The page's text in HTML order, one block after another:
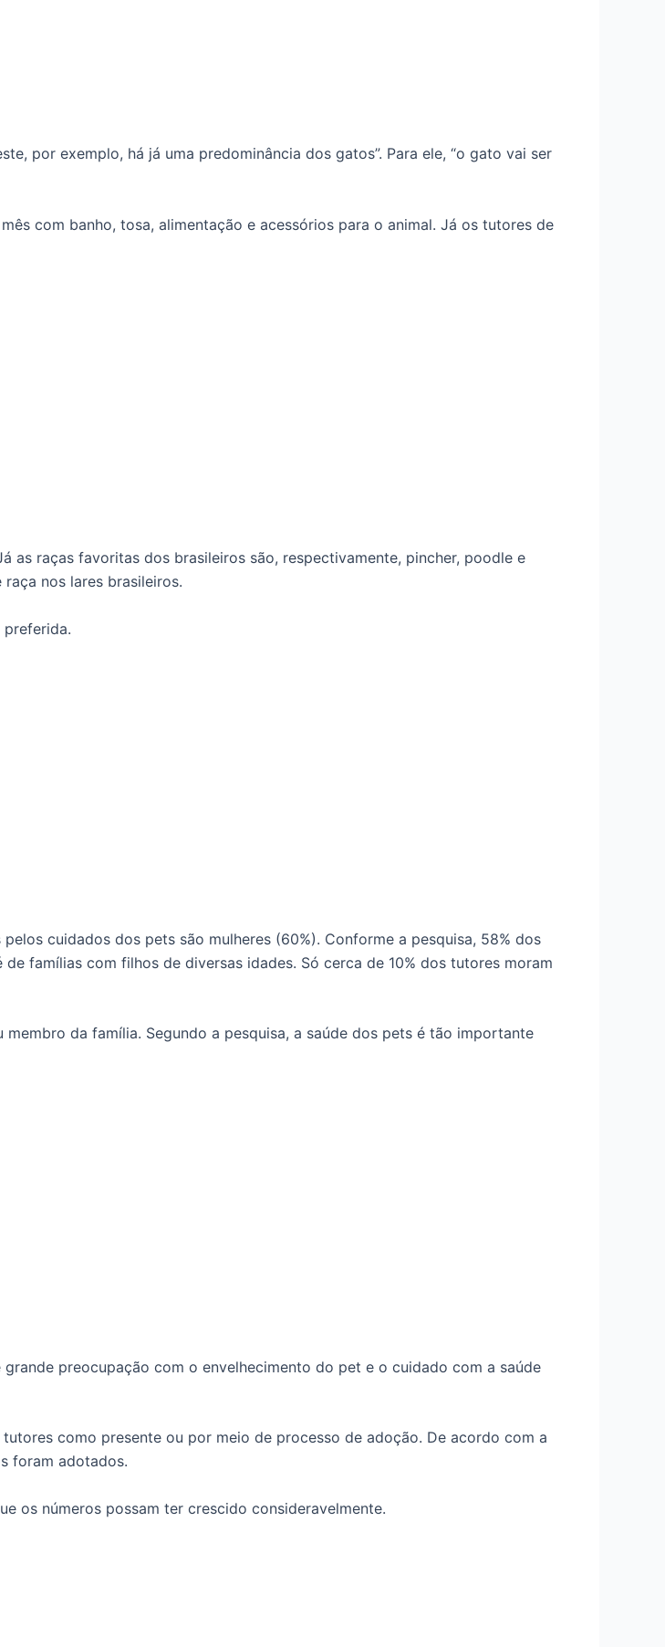
por exemplo, há já uma predominância dos gatos”. Para ele, “o gato vai ser
com banho, tosa, alimentação e acessórios para o animal. Já os tutores de
as raças favoritas dos brasileiros são, respectivamente, pincher, poodle e
nos lares brasileiros.
preferida.
cuidados dos pets são mulheres (60%). Conforme a pesquisa, 58% dos
famílias com filhos de diversas idades. Só cerca de 10% dos tutores moram
da família. Segundo a pesquisa, a saúde dos pets é tão importante
preocupação com o envelhecimento do pet e o cuidado com a saúde
como presente ou por meio de processo de adoção. De acordo com a
foram adotados.
os números possam ter crescido consideravelmente.